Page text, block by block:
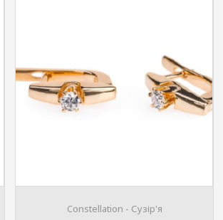
Constellation - Сузір'я